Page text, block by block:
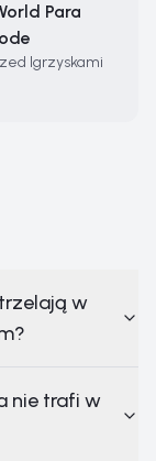
Para
Igrzyskami
w
nie trafi w